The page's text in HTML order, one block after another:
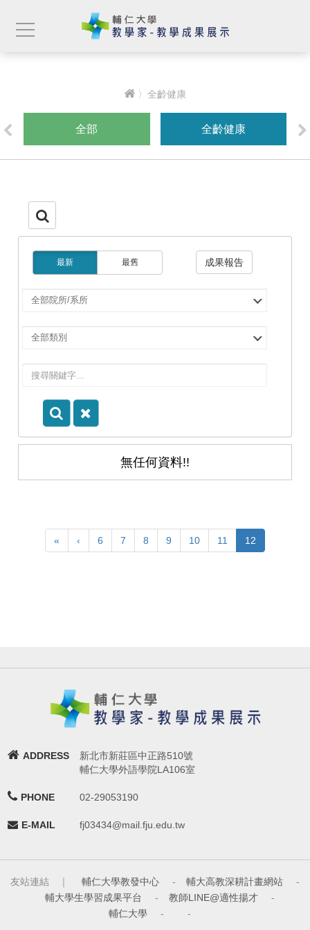
〉全齡健康
全部 全齡健康
最新 最舊 成果報告
選
所/
所
選
別
無任何資料!!
« ‹ 6 7 8 9 10 11 12
ADDRESS
新北市新莊區中正路510號
輔仁大學外語學院LA106室
PHONE 02-29053190
E-MAIL fj03434@mail.fju.edu.tw
友站連結 ｜ 輔仁大學教發中心 - 輔大高教深耕計畫網站
-
輔大學生學習成果平台
- 教師LINE@適性揚才
-
輔仁大學
- -